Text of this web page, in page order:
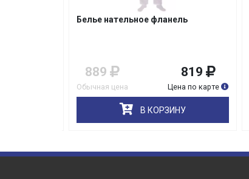
Белье нательное фланель
889
Обычная цена
819
Цена по карте
В КОРЗИНУ